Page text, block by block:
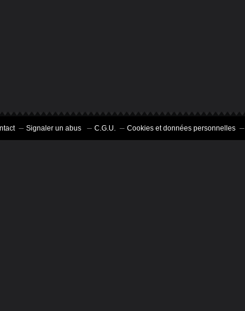
Signaler un abus C.G.U. Cookies et données personnelles